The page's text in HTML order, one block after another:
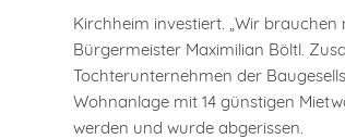
Kirchheim investiert. „Wir
Bürgermeister Maximilian Böltl.
Tochterunternehmen der
Wohnanlage mit 14 günstigen
werden und wurde abgerissen.